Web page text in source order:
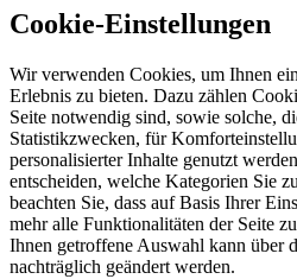
Cookie-Einstellungen
Wir verwenden Cookies, um Ihnen
Erlebnis zu bieten. Dazu zählen
Seite notwendig sind, sowie solche,
Statistikzwecken, für
personalisierter Inhalte genutzt
entscheiden, welche Kategorien Sie
beachten Sie, dass auf Basis Ihrer
mehr alle Funktionalitäten der Seite
Ihnen getroffene Auswahl kann über
nachträglich geändert werden.